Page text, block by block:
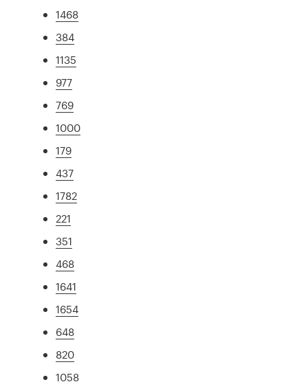
1468
384
1135
977
769
1000
179
437
1782
221
351
468
1641
1654
648
820
1058